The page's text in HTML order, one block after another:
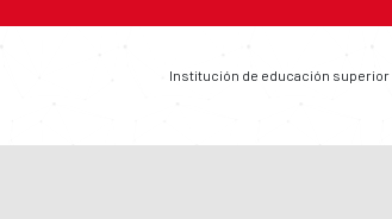
Institución de educación superior